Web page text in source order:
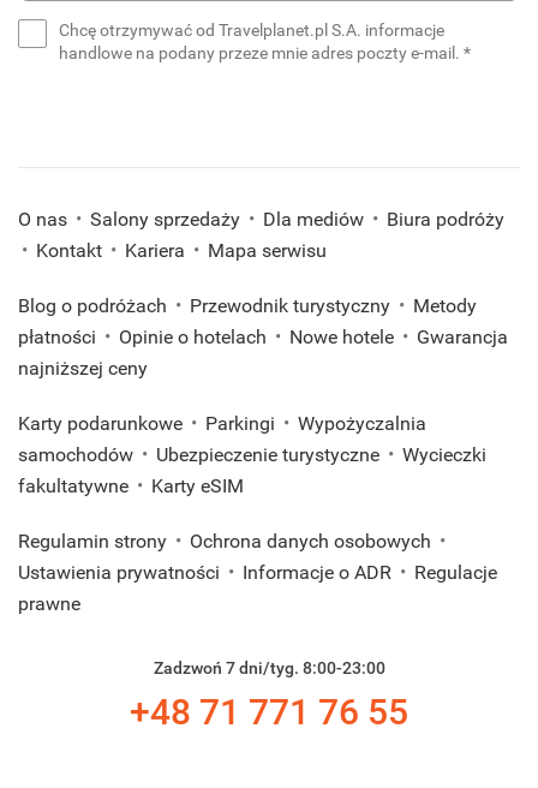
Chcę otrzymywać od Travelplanet.pl S.A. informacje
handlowe na podany przeze mnie adres poczty e-mail. *
O nas Salony sprzedaży Dla mediów
Biura podróży
Kontakt
Kariera Mapa serwisu
Blog o podróżach Przewodnik turystyczny
Metody
płatności
Opinie o hotelach Nowe hotele
Gwarancja
najniższej ceny
Karty podarunkowe Parkingi
Wypożyczalnia
samochodów
Ubezpieczenie turystyczne
Wycieczki
fakultatywne
Karty eSIM
Regulamin strony
Ochrona danych osobowych
Ustawienia prywatności
Informacje o ADR
Regulacje
prawne
Zadzwoń 7 dni/tyg. 8:00-23:00
+48 71 771 76 55